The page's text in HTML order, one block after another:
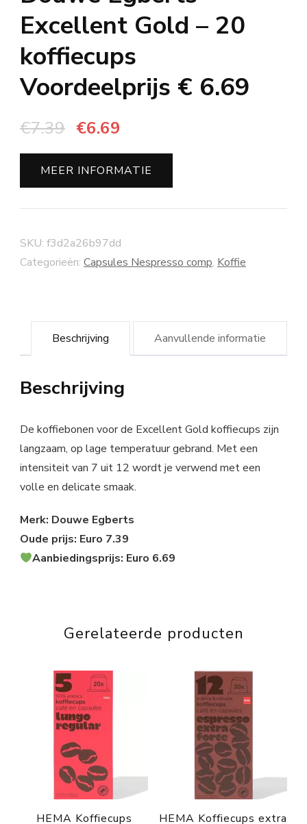
Excellent Gold – 20
koffiecups
Voordeelprijs € 6.69
€7.39 Oorspronkelijke
prijs
was:
€7.39.
€6.69
prijs
is:
€6.69.
MEER INFORMATIE
SKU: f3d2a26b97dd
Categorieën: Capsules Nespresso comp, Koffie
Beschrijving Aanvullende informatie
Beschrijving
De koffiebonen voor de Excellent Gold koffiecups zijn
langzaam, op lage temperatuur gebrand. Met een
intensiteit van 7 uit 12 wordt je verwend met een
volle en delicate smaak.
Merk: Douwe Egberts
Oude prijs: Euro 7.39
Aanbiedingsprijs: Euro 6.69
Gerelateerde producten
HEMA Koffiecups HEMA Koffiecups extra